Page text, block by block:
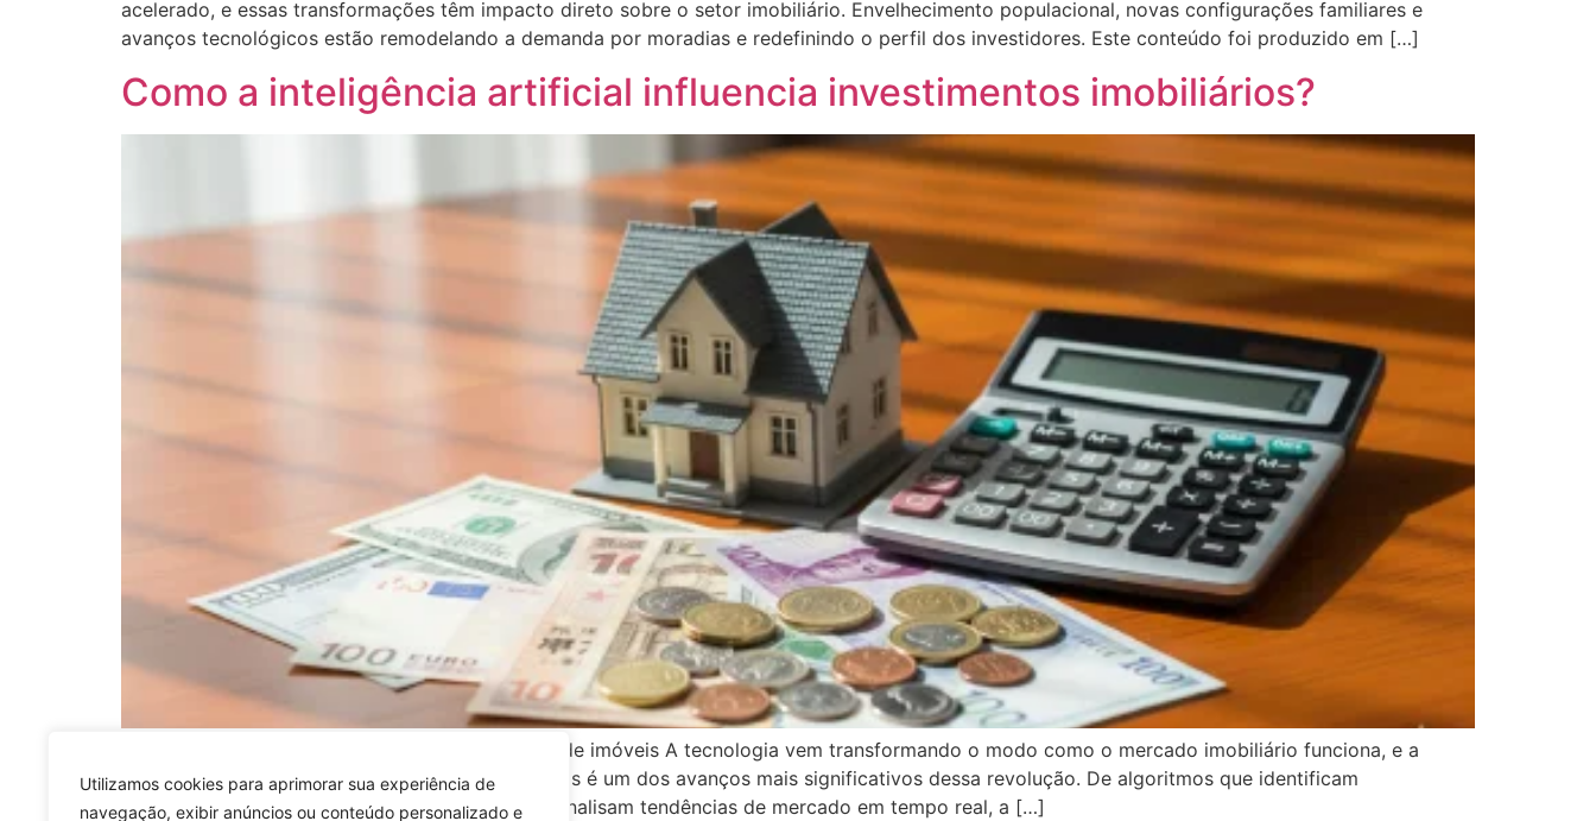
Utilizamos cookies para aprimorar sua experiência de
navegação, exibir anúncios ou conteúdo personalizado e
acelerado, e essas transformações têm impacto direto sobre o setor imobiliário. Envelhecimento populacional, novas configurações familiares e
avanços tecnológicos estão remodelando a demanda por moradias e redefinindo o perfil dos investidores. Este conteúdo foi produzido em […]
Como a inteligência artificial influencia investimentos imobiliários?
A nova era da análise e valorização no mercado de imóveis A tecnologia vem transformando o modo como o mercado imobiliário funciona, e a
inteligência artificial nos investimentos imobiliários é um dos avanços mais significativos dessa revolução. De algoritmos que identificam
oportunidades de valorização até sistemas que analisam tendências de mercado em tempo real, a […]